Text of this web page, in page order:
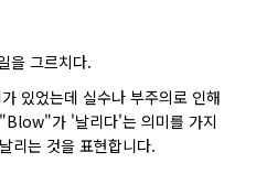
을 그르치다.
있었는데 실수나 부주의로 인해
가 '날리다'는 의미를 가지
리는 것을 표현합니다.